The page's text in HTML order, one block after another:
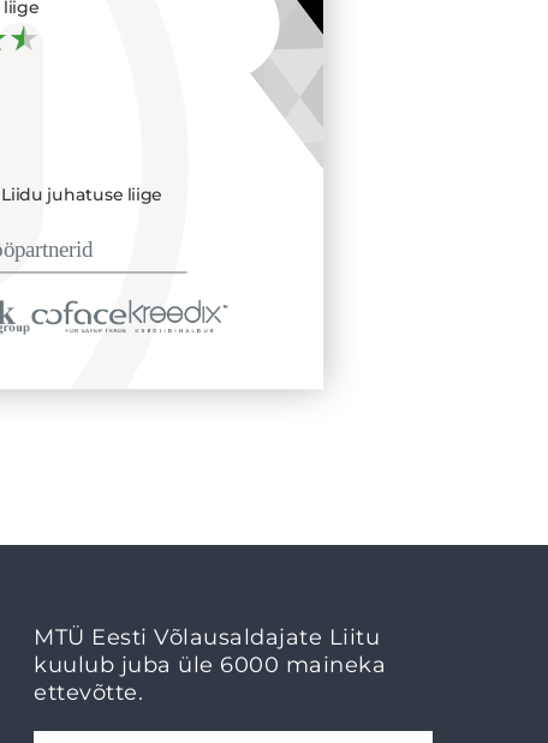
liige
juhatuse liige
MTÜ Eesti Võlausaldajate Liitu
kuulub juba üle 6000 maineka
ettevõtte.